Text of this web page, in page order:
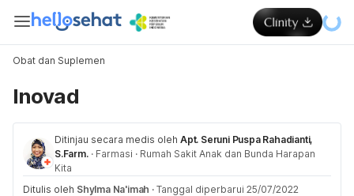
Obat dan Suplemen
Inovad
Ditinjau secara medis oleh Apt. Seruni Puspa Rahadianti,
S.Farm. · Farmasi · Rumah Sakit Anak dan Bunda Harapan
Kita
Ditulis oleh Shylma Na'imah · Tanggal diperbarui 25/07/2022